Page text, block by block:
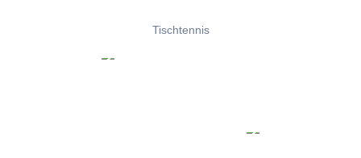
Tischtennis